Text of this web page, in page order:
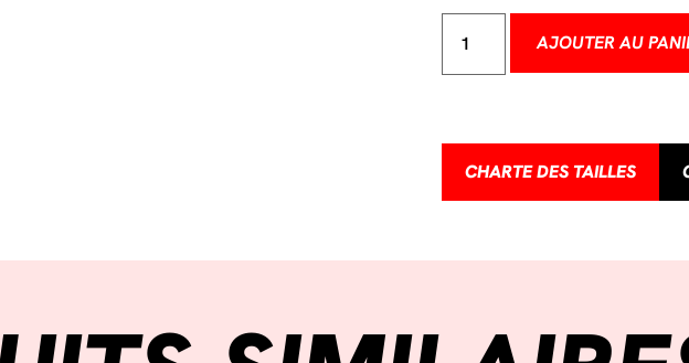
AJOUTER AU
CHARTE DES TAILLES